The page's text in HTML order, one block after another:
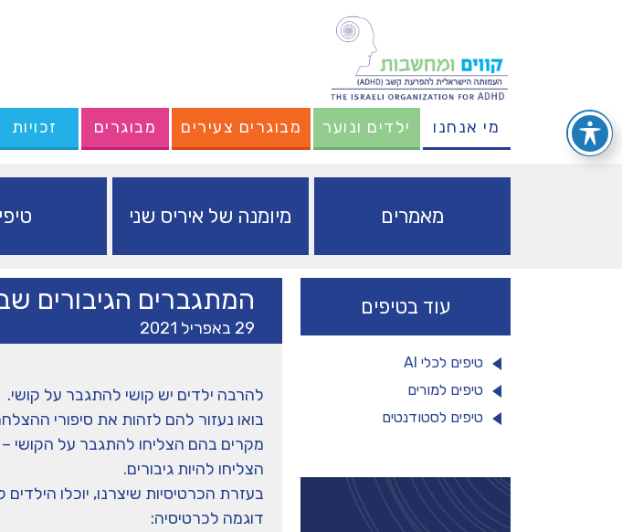
מי אנחנו ילדים ונוער מבוגרים צעירים מבוגרים זכויות
מאמרים מיומנה של איריס שני
עוד בטיפים
טיפים לכלי AI
טיפים למורים
טיפים לסטודנטים
המתגברים הגיבורים
29 באפריל 2021
להרבה ילדים יש קושי להתגבר על קושי.
בואו נעזור להם לזהות את סיפורי
מקרים בהם הצליחו להתגבר על הקושי –
הצליחו להיות גיבורים.
בעזרת הכרטיסיות שיצרנו, יוכלו
דוגמה לכרטיסיה: